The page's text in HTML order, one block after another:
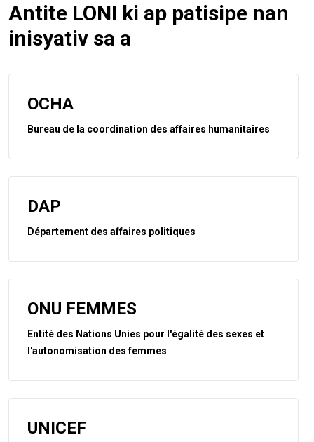
Antite LONI ki ap patisipe nan
inisyativ sa a
OCHA
Bureau de la coordination des affaires humanitaires
DAP
Département des affaires politiques
ONU FEMMES
Entité des Nations Unies pour l'égalité des sexes et
l'autonomisation des femmes
UNICEF